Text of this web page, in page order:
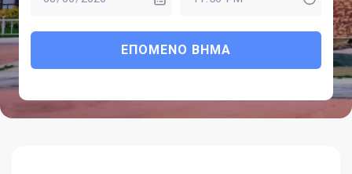
ΕΠΌΜΕΝΟ ΒΉΜΑ